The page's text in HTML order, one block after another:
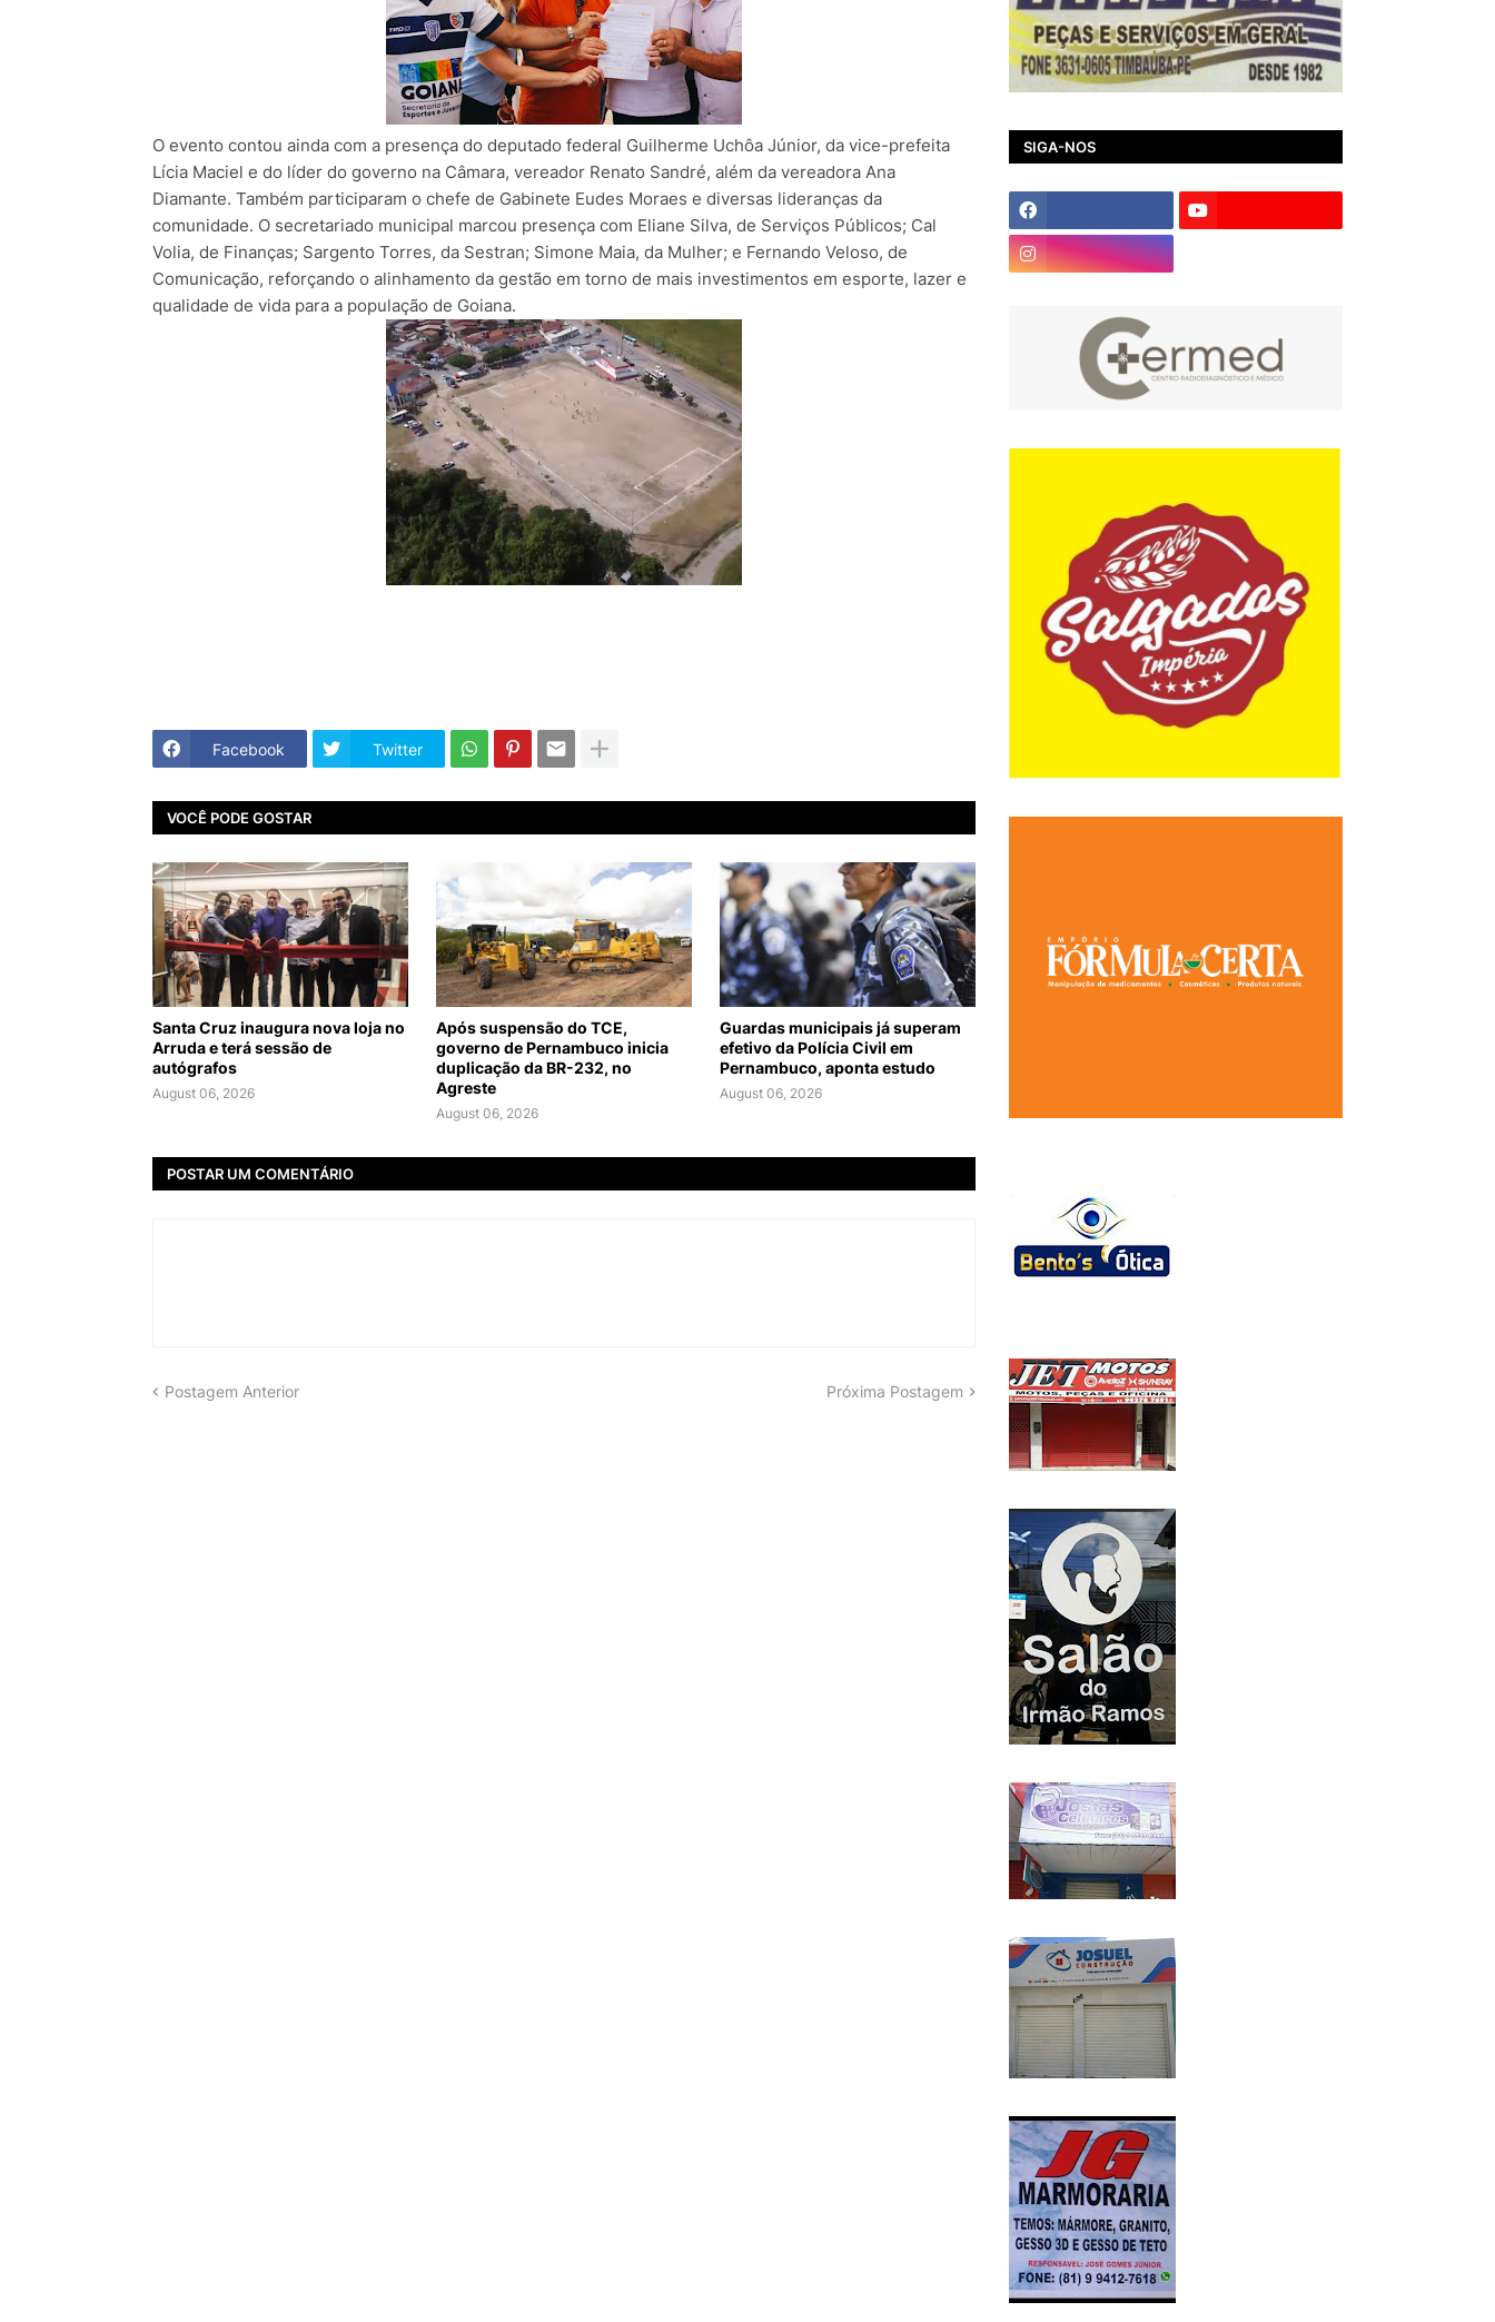
O evento contou ainda com a presença do deputado federal Guilherme Uchôa Júnior, da vice-prefeita
Lícia Maciel e do líder do governo na Câmara, vereador Renato Sandré, além da vereadora Ana
Diamante. Também participaram o chefe de Gabinete Eudes Moraes e diversas lideranças da
comunidade. O secretariado municipal marcou presença com Eliane Silva, de Serviços Públicos; Cal
Volia, de Finanças; Sargento Torres, da Sestran; Simone Maia, da Mulher; e Fernando Veloso, de
Comunicação, reforçando o alinhamento da gestão em torno de mais investimentos em esporte, lazer e
qualidade de vida para a população de Goiana.
Facebook Twitter
VOCÊ PODE GOSTAR
Santa Cruz inaugura nova loja no
Arruda e terá sessão de
autógrafos
August 06, 2026
Após suspensão do TCE,
governo de Pernambuco inicia
duplicação da BR-232, no
Agreste
August 06, 2026
Guardas municipais já superam
efetivo da Polícia Civil em
Pernambuco, aponta estudo
August 06, 2026
POSTAR UM COMENTÁRIO
Postagem Anterior Próxima Postagem
SIGA-NOS